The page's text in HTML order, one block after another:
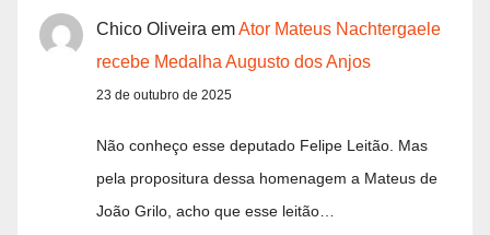
Chico Oliveira emAtor Mateus Nachtergaele
recebe Medalha Augusto dos Anjos
23 de outubro de 2025
Não conheço esse deputado Felipe Leitão. Mas
pela propositura dessa homenagem a Mateus de
João Grilo, acho que esse leitão…